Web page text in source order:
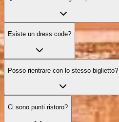
Esiste un dress code?
Posso rientrare con lo stesso biglietto?
Ci sono punti ristoro?